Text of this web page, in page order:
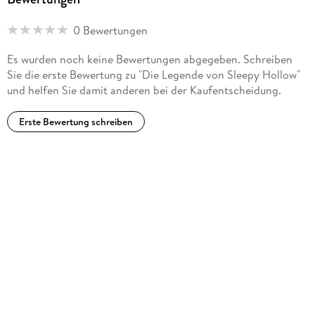
0 Bewertungen
Es wurden noch keine Bewertungen abgegeben. Schreiben
Sie die erste Bewertung zu "Die Legende von Sleepy Hollow"
und helfen Sie damit anderen bei der Kaufentscheidung.
Erste Bewertung schreiben